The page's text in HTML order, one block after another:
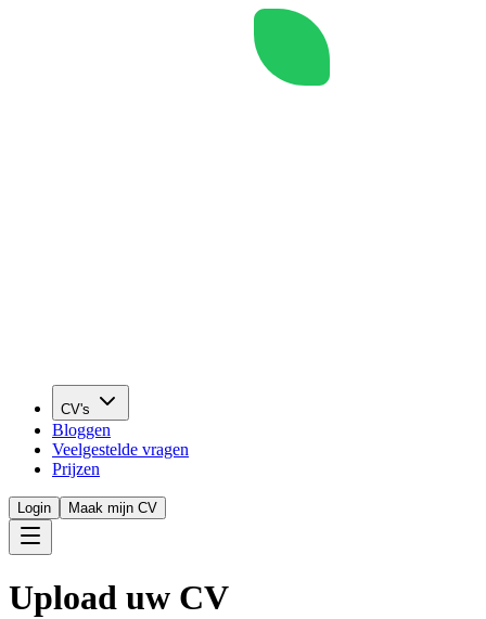
CV's
Bloggen
Veelgestelde vragen
Prijzen
Login Maak mijn CV
Upload uw CV